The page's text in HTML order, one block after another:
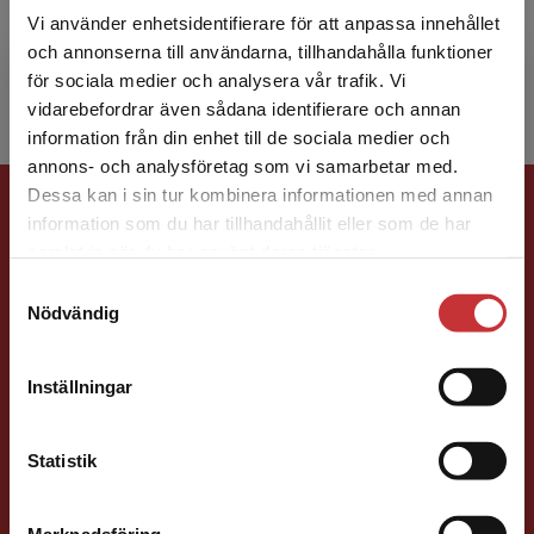
Vi använder enhetsidentifierare för att anpassa innehållet
och annonserna till användarna, tillhandahålla funktioner
för sociala medier och analysera vår trafik. Vi
vidarebefordrar även sådana identifierare och annan
information från din enhet till de sociala medier och
annons- och analysföretag som vi samarbetar med.
Dessa kan i sin tur kombinera informationen med annan
information som du har tillhandahållit eller som de har
Nödvändig
Inställningar
Statistik
Begränsad fraktregion
Det verkar som att du besöker
studentlitteratur.se via en enhet utanför Sverige.
Vi erbjuder inte leveranser utanför Sverige. För
att kunna slutföra ett köp måste
juridik vid Malmö universitet, med köp och
förmedling...
Förlagskontakt